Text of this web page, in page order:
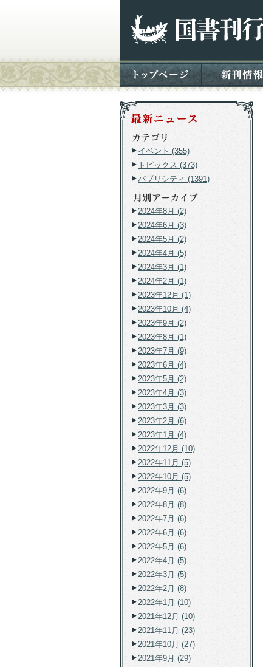
イベント (355)
トピックス (373)
パブリシティ (1391)
2024年8月 (2)
2024年6月 (3)
2024年5月 (2)
2024年4月 (5)
2024年3月 (1)
2024年2月 (1)
2023年12月 (1)
2023年10月 (4)
2023年9月 (2)
2023年8月 (1)
2023年7月 (9)
2023年6月 (4)
2023年5月 (2)
2023年4月 (3)
2023年3月 (3)
2023年2月 (6)
2023年1月 (4)
2022年12月 (10)
2022年11月 (5)
2022年10月 (5)
2022年9月 (6)
2022年8月 (8)
2022年7月 (6)
2022年6月 (6)
2022年5月 (6)
2022年4月 (5)
2022年3月 (5)
2022年2月 (8)
2022年1月 (10)
2021年12月 (10)
2021年11月 (23)
2021年10月 (27)
2021年9月 (29)